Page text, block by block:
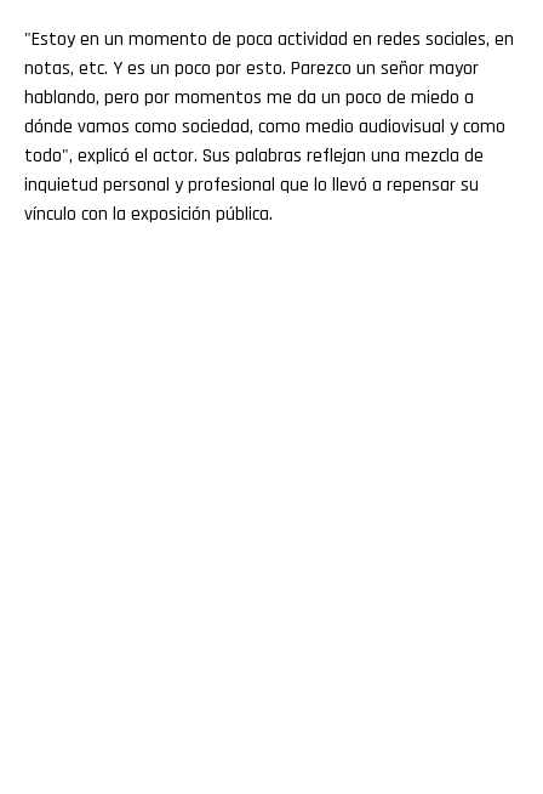
"Estoy en un momento de poca actividad en redes sociales, en
notas, etc. Y es un poco por esto. Parezco un señor mayor
hablando, pero por momentos me da un poco de miedo a
dónde vamos como sociedad, como medio audiovisual y como
todo", explicó el actor. Sus palabras reflejan una mezcla de
inquietud personal y profesional que lo llevó a repensar su
vínculo con la exposición pública.